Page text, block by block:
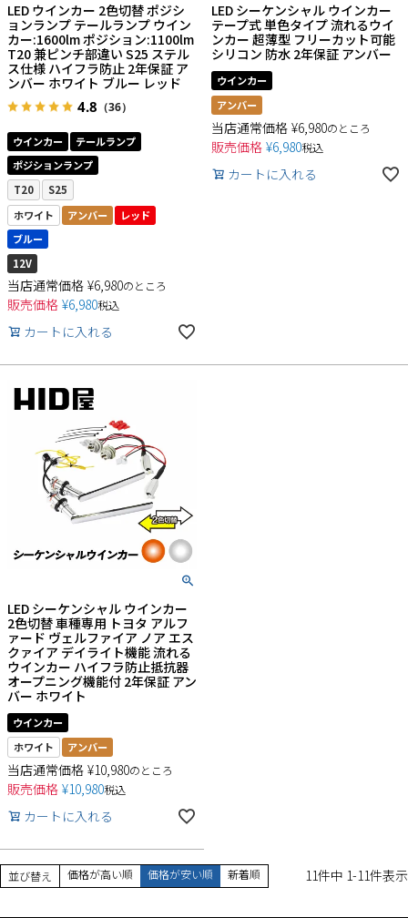
LED ウインカー 2色切替 ポジシ
ョンランプ テールランプ ウイン
カー:1600lm ポジション:1100lm
T20 兼ピンチ部違い S25 ステル
ス仕様 ハイフラ防止 2年保証 ア
ンバー ホワイト ブルー レッド
4.8 （36）
ウインカー
テールランプ
ポジションランプ
T20
S25
ホワイト
アンバー
レッド
ブルー
12V
当店通常価格 ¥6,980のところ
販売価格 ¥6,980税込
カートに入れる
LED シーケンシャル ウインカー
テープ式 単色タイプ 流れるウイ
ンカー 超薄型 フリーカット可能
シリコン 防水 2年保証 アンバー
ウインカー
アンバー
当店通常価格 ¥6,980のところ
販売価格 ¥6,980税込
カートに入れる
LED シーケンシャル ウインカー
2色切替 車種専用 トヨタ アルフ
ァード ヴェルファイア ノア エス
クァイア デイライト機能 流れる
ウインカー ハイフラ防止抵抗器
オープニング機能付 2年保証 アン
バー ホワイト
ウインカー
ホワイト
アンバー
当店通常価格 ¥10,980のところ
販売価格 ¥10,980税込
カートに入れる
並び替え 価格が高い順 価格が安い順 新着順 11件中 1-11件表示